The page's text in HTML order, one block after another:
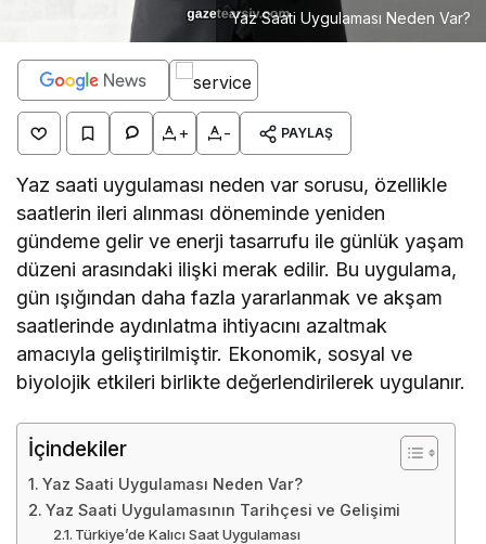
Yaz Saati Uygulaması Neden Var?
+ - PAYLAŞ
Yaz saati uygulaması neden var sorusu, özellikle
saatlerin ileri alınması döneminde yeniden
gündeme gelir ve enerji tasarrufu ile günlük yaşam
düzeni arasındaki ilişki merak edilir. Bu uygulama,
gün ışığından daha fazla yararlanmak ve akşam
saatlerinde aydınlatma ihtiyacını azaltmak
amacıyla geliştirilmiştir. Ekonomik, sosyal ve
biyolojik etkileri birlikte değerlendirilerek uygulanır.
İçindekiler
Yaz Saati Uygulaması Neden Var?
Yaz Saati Uygulamasının Tarihçesi ve Gelişimi
Türkiye’de Kalıcı Saat Uygulaması